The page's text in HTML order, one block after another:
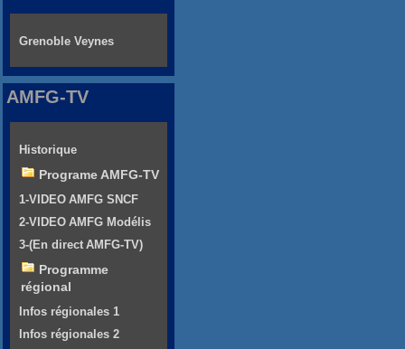
Grenoble Veynes
AMFG-TV
Historique
Programe AMFG-TV
1-VIDEO AMFG SNCF
2-VIDEO AMFG Modélis
3-(En direct AMFG-TV)
Programme
régional
Infos régionales 1
Infos régionales 2